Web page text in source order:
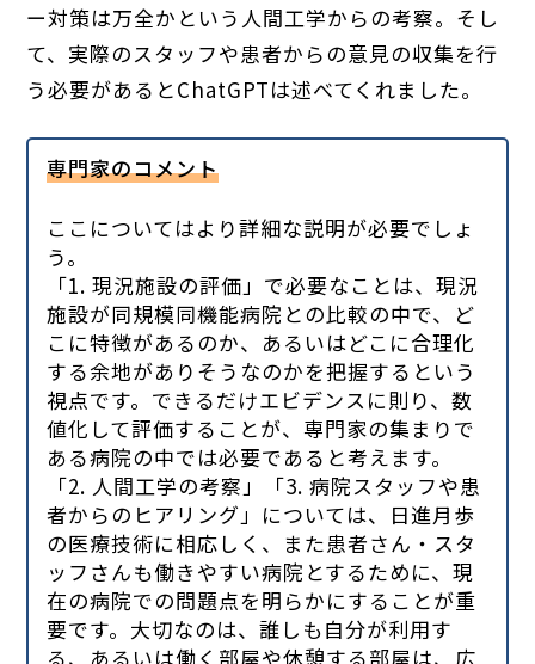
ー対策は万全かという人間工学からの考察。そし
て、実際のスタッフや患者からの意見の収集を行
う必要があるとChatGPTは述べてくれました。
専門家のコメント
ここについてはより詳細な説明が必要でしょ
う。
「1. 現況施設の評価」で必要なことは、現況
施設が同規模同機能病院との比較の中で、ど
こに特徴があるのか、あるいはどこに合理化
する余地がありそうなのかを把握するという
視点です。できるだけエビデンスに則り、数
値化して評価することが、専門家の集まりで
ある病院の中では必要であると考えます。
「2. 人間工学の考察」「3. 病院スタッフや患
者からのヒアリング」については、日進月歩
の医療技術に相応しく、また患者さん・スタ
ッフさんも働きやすい病院とするために、現
在の病院での問題点を明らかにすることが重
要です。大切なのは、誰しも自分が利用す
る、あるいは働く部屋や休憩する部屋は、広